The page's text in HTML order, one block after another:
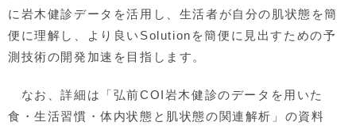
に岩木健診データを活用し、生活者が自分の肌状態を簡
便に理解し、より良いSolutionを簡便に見出すための予
測技術の開発加速を目指します。
なお、詳細は「弘前COI岩木健診のデータを用いた
食・生活習慣・体内状態と肌状態の関連解析」の資料